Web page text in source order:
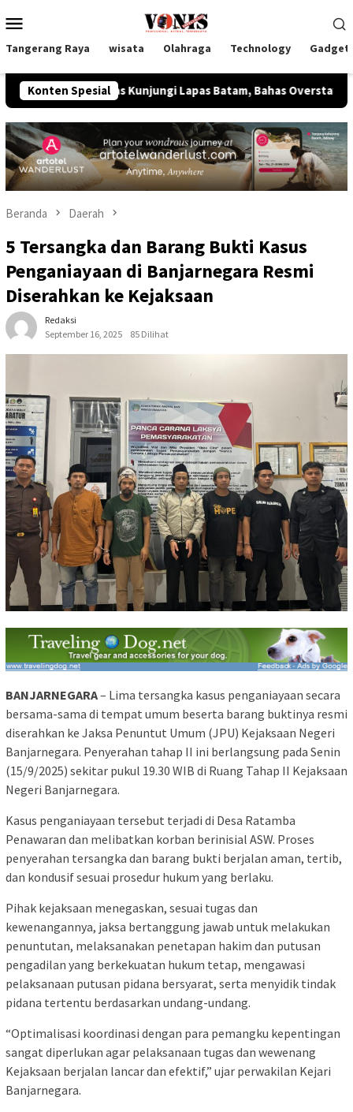
ke
Mobile
Tangerang Raya wisata Olahraga Technology
Konten Spesial
Kunjungi Lapas Batam, Bahas Overstaying dan KUHP
Beranda Daerah
5 Tersangka dan Barang Bukti Kasus
Penganiayaan di Banjarnegara Resmi
Diserahkan ke Kejaksaan
Redaksi
September 16, 2025
85 Dilihat
BANJARNEGARA– Lima tersangka kasus penganiayaan secara
bersama-sama di tempat umum beserta barang buktinya resmi
diserahkan ke Jaksa Penuntut Umum (JPU) Kejaksaan Negeri
Banjarnegara. Penyerahan tahap II ini berlangsung pada Senin
(15/9/2025) sekitar pukul 19.30 WIB di Ruang Tahap II Kejaksaan
Negeri Banjarnegara.
Kasus penganiayaan tersebut terjadi di Desa Ratamba
Penawaran dan melibatkan korban berinisial ASW. Proses
penyerahan tersangka dan barang bukti berjalan aman, tertib,
dan kondusif sesuai prosedur hukum yang berlaku.
Pihak kejaksaan menegaskan, sesuai tugas dan
kewenangannya, jaksa bertanggung jawab untuk melakukan
penuntutan, melaksanakan penetapan hakim dan putusan
pengadilan yang berkekuatan hukum tetap, mengawasi
pelaksanaan putusan pidana bersyarat, serta menyidik tindak
pidana tertentu berdasarkan undang-undang.
“Optimalisasi koordinasi dengan para pemangku kepentingan
sangat diperlukan agar pelaksanaan tugas dan wewenang
Kejaksaan berjalan lancar dan efektif,” ujar perwakilan Kejari
Banjarnegara.